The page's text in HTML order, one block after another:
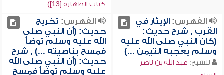
كتاب الطهارة [13])
الفهرس:الإيثار في
القرب , شرح حديث:
(كان النبي صلى الله عليه
وسلم يعجبه التيمن ...)
للشيخ: عبد الله بن ناصر
الفهرس: تخريج
حديث: (أن النبي صلى
الله عليه وسلم توضأ
فمسح بناصيته ...) , شرح
حديث: (أن النبي صلى الله
عليه وسلم توضأ فمسح